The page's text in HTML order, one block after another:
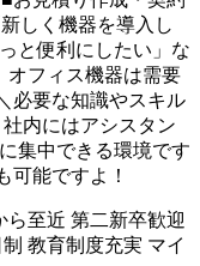
しく機器を導入し
と便利にしたい」な
オフィス機器は需要
必要な知識やスキル
内にはアシスタン
集中できる環境です
能ですよ！
ら至近 第二新卒歓迎
教育制度充実 マイ